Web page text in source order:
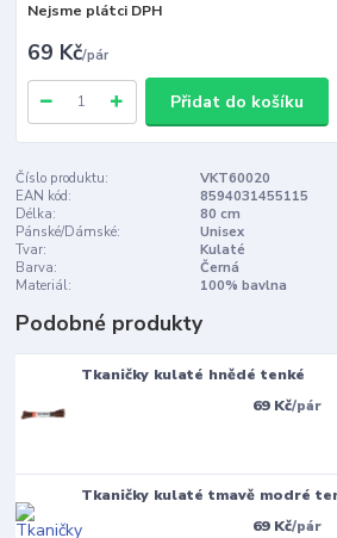
Nejsme plátci DPH
69 Kč/pár
Přidat do košíku
Číslo produktu:
VKT60020
EAN kód:
8594031455115
Délka:
80 cm
Pánské/Dámské:
Unisex
Tvar:
Kulaté
Barva:
Černá
Materiál:
100% bavlna
Podobné produkty
Tkaničky kulaté hnědé tenké
69 Kč/pár
Tkaničky kulaté tmavě modré
69 Kč/pár